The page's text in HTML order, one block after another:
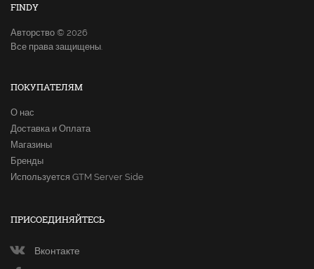
FINDY
Авторство © 2026
Все права защищены.
ПОКУПАТЕЛЯМ
О нас
Доставка и Оплата
Магазины
Бренды
Используется GTM Server Side
ПРИСОЕДИНЯЙТЕСЬ
Вконтакте